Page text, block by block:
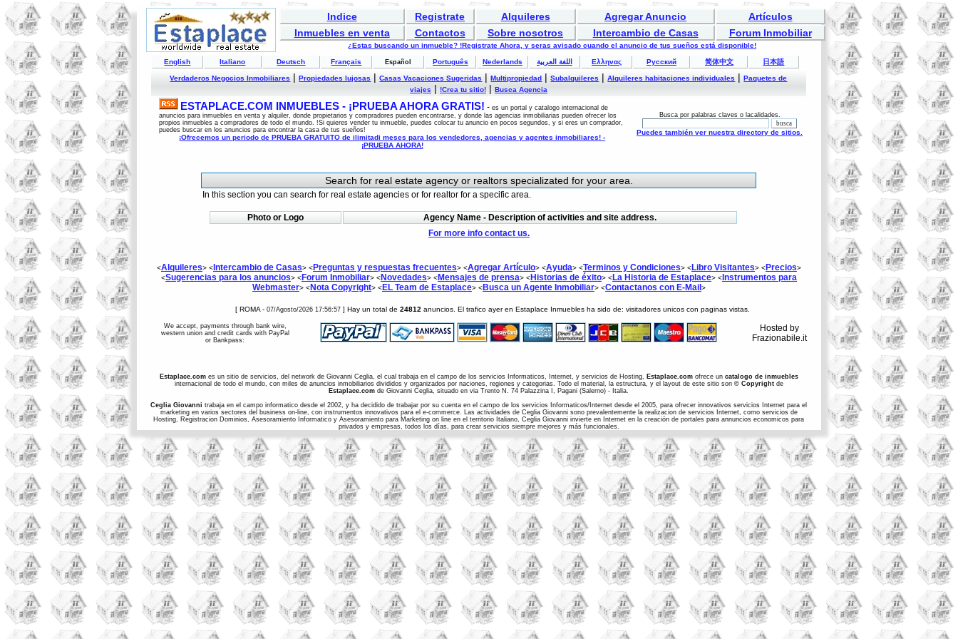
Indice Registrate Alquileres Agregar Anuncio
Artículos
Inmuebles en venta
Contactos Sobre nosotros Intercambio de Casas Forum Inmobiliar
¿Estas buscando un inmueble? !Registrate Ahora, y seras avisado cuando el anuncio de tus sueños está disponible!
English Italiano Deutsch Français Español Português Nederlands اللغة العربية Ελληνας Русский 简体中文 日本語
Verdaderos Negocios Inmobiliares |Propiedades lujosas |Casas Vacaciones Sugeridas |Multipropiedad |Subalquileres |Alquileres habitaciones individuales |Paquetes de
viajes | !Crea tu sitio!| Busca Agencia
ESTAPLACE.COM INMUEBLES - ¡PRUEBA AHORA GRATIS! - es un portal y catalogo internacional de
anuncios para inmuebles en venta y alquiler, donde propietarios y compradores pueden encontrarse, y donde las agencias inmobiliarias pueden ofrecer los
propios inmuebles a compradores de todo el mundo. !Si quieres vender tu inmueble, puedes colocar tu anuncio en pocos segundos, y si eres un comprador,
puedes buscar en los anuncios para encontrar la casa de tus sueños!
¡Ofrecemos un periodo de PRUEBA GRATUITO de ilimitadi meses para los vendedores, agencias y agentes inmobiliares! -
¡PRUEBA AHORA!
Busca por palabras claves o lacalidades.
Puedes también ver nuestra directory de sitios.
Search for real estate agency or realtors specializated for your area.
In this section you can search for real estate agencies or for realtor for a specific area.
Photo or Logo
Agency Name - Description of activities and site address.
For more info contact us.
<Alquileres> <Intercambio de Casas> <Preguntas y respuestas frecuentes> <Agregar Artículo> <Ayuda> <Terminos y Condiciones> <Libro Visitantes> <Precios>
<Sugerencias para los anuncios> <Forum Inmobiliar> <Novedades> <Mensajes de prensa> <Historias de éxito> <La Historia de Estaplace> <Instrumentos para
Webmaster> <Nota Copyright> <EL Team de Estaplace> <Busca un Agente Inmobiliar> <Contactanos con E-Mail >
[ ROMA - 07/Agosto/2026 17:56:57 ] Hay un total de 24812 anuncios. El trafico ayer en Estaplace Inmuebles ha sido de: visitadores unicos con paginas vistas.
We accept, payments through bank wire,
western union and credit cards with PayPal
or Bankpass:
Hosted by
Frazionabile.it
Estaplace.comes un sitio de servicios, del network de Giovanni Ceglia, el cual trabaja en el campo de los servicios Informaticos, Internet, y servicios de Hosting, Estaplace.comofrece un catalogo de inmuebles
internacional de todo el mundo, con miles de anuncios inmobiliarios divididos y organizados por naciones, regiones y categorias. Todo el material, la estructura, y el layout de este sitio son © Copyrightde
Estaplace.com de Giovanni Ceglia, situado en via Trento N. 74 Palazzina I, Pagani (Salerno) - Italia.
Ceglia Giovanni trabaja en el campo informatico desde el 2002, y ha decidido de trabajar por su cuenta en el campo de los servicios Informaticos/Internet desde el 2005, para ofrecer innovativos servicios Internet para el
marketing en varios sectores del business on-line, con instrumentos innovativos para el e-commerce. Las actividades de Ceglia Giovanni sono prevalentemente la realizacion de servicios Internet, como servicios de
Hosting, Registracion Dominios, Asesoramiento Informatico y Asesoramiento para Marketing on line en el territorio Italiano, Ceglia Giovanni invierte en Internet en la creación de portales para annuncios economicos para
privados y empresas, todos los días, para crear servicios siempre mejores y más funcionales.